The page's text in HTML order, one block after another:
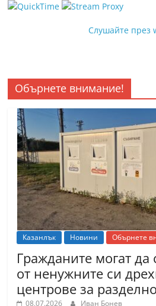
Слушайте през
Обърнете внимание!
Казанлък Новини Обърнете
Гражданите могат да
от ненужните си
центрове за
08.07.2026 Иван Бонев